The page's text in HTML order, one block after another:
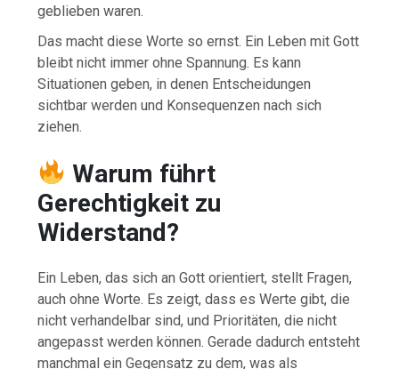
geblieben waren.
Das macht diese Worte so ernst. Ein Leben mit Gott
bleibt nicht immer ohne Spannung. Es kann
Situationen geben, in denen Entscheidungen
sichtbar werden und Konsequenzen nach sich
ziehen.
Warum führt
Gerechtigkeit zu
Widerstand?
Ein Leben, das sich an Gott orientiert, stellt Fragen,
auch ohne Worte. Es zeigt, dass es Werte gibt, die
nicht verhandelbar sind, und Prioritäten, die nicht
angepasst werden können. Gerade dadurch entsteht
manchmal ein Gegensatz zu dem, was als